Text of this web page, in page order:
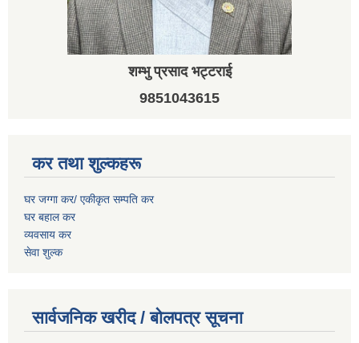
शम्भु प्रसाद भट्टराई
9851043615
कर तथा शुल्कहरू
घर जग्गा कर/ एकीकृत सम्पति कर
घर बहाल कर
व्यवसाय कर
सेवा शुल्क
सार्वजनिक खरीद / बोलपत्र सूचना